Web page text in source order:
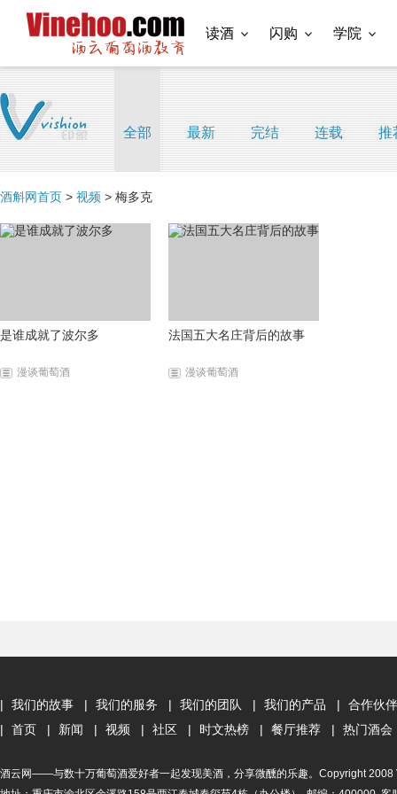
读酒 闪购 学院
全部 最新 完结 连载 推
酒斛网首页 > 视频 > 梅多克
是谁成就了波尔多
漫谈葡萄酒
法国五大名庄背后的故事
漫谈葡萄酒
| 我们的故事 | 我们的服务 | 我们的团队 | 我们的产品 |
合作伙伴
|
首页 | 新闻 | 视频 | 社区 | 时文热榜 | 餐厅推荐 | 热门酒会
酒云网——与数十万葡萄酒爱好者一起发现美酒，分享微醺的乐趣。Copyright